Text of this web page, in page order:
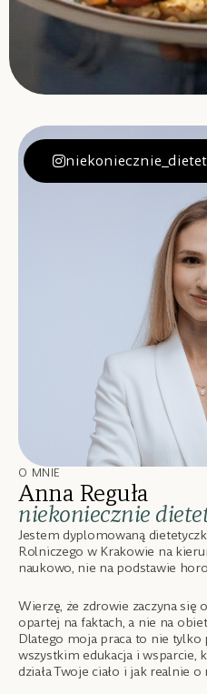
O MNIE
Anna Reguła
niekoniecznie
Jestem dyplomowaną
Rolniczego w Krakowie na
naukowo, nie na podstawie
Wierzę, że zdrowie zaczyna się
opartej na faktach, a nie na
Dlatego moja praca to nie tylko
wszystkim edukacja i wsparcie,
działa Twoje ciało i jak realnie o